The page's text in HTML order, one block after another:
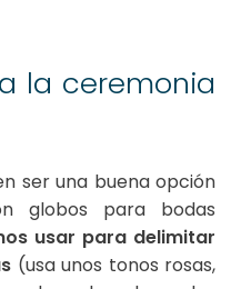
ceremonia
ser una buena opción
globos para bodas
usar para delimitar
(usa unos tonos rosas,